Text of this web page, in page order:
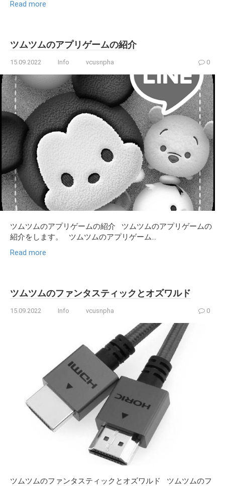
Read more
ツムツムのアプリゲームの紹介
15.09.2022 Info vcusnpha 0
ツムツムのアプリゲームの紹介 ツムツムのアプリゲームの
紹介をします。 ツムツムのアプリゲーム...
Read more
ツムツムのファンタスティックとオズワルド
15.09.2022 Info vcusnpha 0
ツムツムのファンタスティックとオズワルド ツムツムのフ